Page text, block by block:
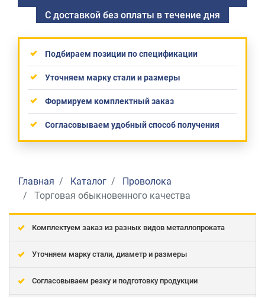
С доставкой без оплаты в течение дня
Подбираем позиции по спецификации
Уточняем марку стали и размеры
Формируем комплектный заказ
Согласовываем удобный способ получения
Главная Каталог
Проволока
Торговая обыкновенного качества
Комплектуем заказ из разных видов металлопроката
Уточняем марку стали, диаметр и размеры
Согласовываем резку и подготовку продукции